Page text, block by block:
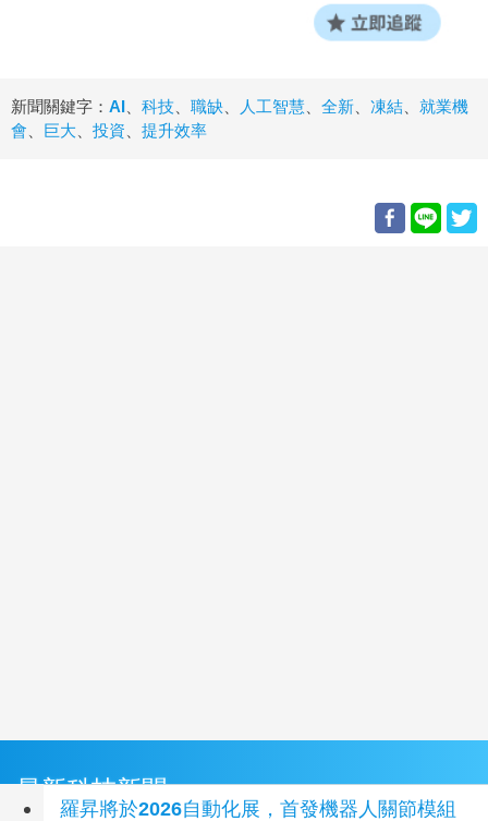
新聞關鍵字： AI 科技 職缺 人工智慧 全新 凍結
就業機
會
巨大 投資 提升效率
最新科技新聞
羅昇將於2026自動化展，首發機器人關節模組